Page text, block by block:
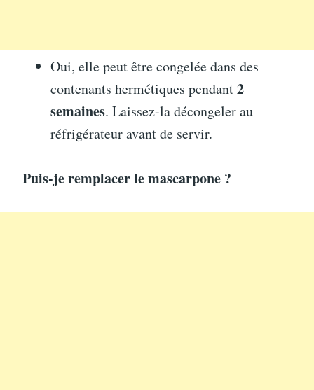
Oui, elle peut être congelée dans des
contenants hermétiques pendant2
semaines. Laissez-la décongeler au
réfrigérateur avant de servir.
Puis-je remplacer le mascarpone ?